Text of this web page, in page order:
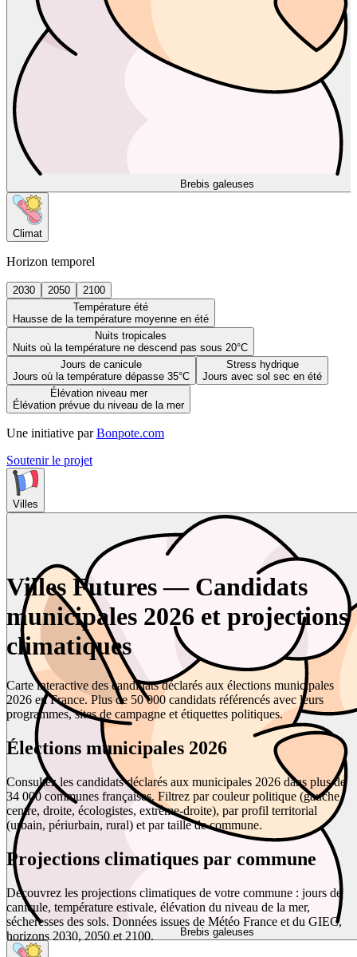
Brebis galeuses
Climat
Horizon temporel
2030 2050
2100
Température été
Hausse de la température moyenne en été
Nuits tropicales
Nuits où la température ne descend pas sous 20°C
Jours de canicule
Jours où la température dépasse 35°C
Stress hydrique
Jours avec sol sec en été
Élévation niveau mer
Élévation prévue du niveau de la mer
Une initiative par Bonpote.com
Soutenir le projet
Villes
Brebis galeuses
Villes Futures — Candidats
municipales 2026 et projections
climatiques
Carte interactive des candidats déclarés aux élections municipales
2026 en France. Plus de 50 000 candidats référencés avec leurs
programmes, sites de campagne et étiquettes politiques.
Élections municipales 2026
Consultez les candidats déclarés aux municipales 2026 dans plus de
34 000 communes françaises. Filtrez par couleur politique (gauche,
centre, droite, écologistes, extrême-droite), par profil territorial
(urbain, périurbain, rural) et par taille de commune.
Projections climatiques par commune
Découvrez les projections climatiques de votre commune : jours de
canicule, température estivale, élévation du niveau de la mer,
sécheresses des sols. Données issues de Météo France et du GIEC,
horizons 2030, 2050 et 2100.